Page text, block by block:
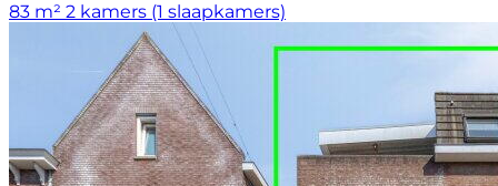
83 m² 2 kamers (1 slaapkamers)